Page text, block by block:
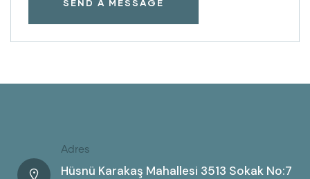
Adres
Hüsnü Karakaş Mahallesi 3513 Sokak No:7